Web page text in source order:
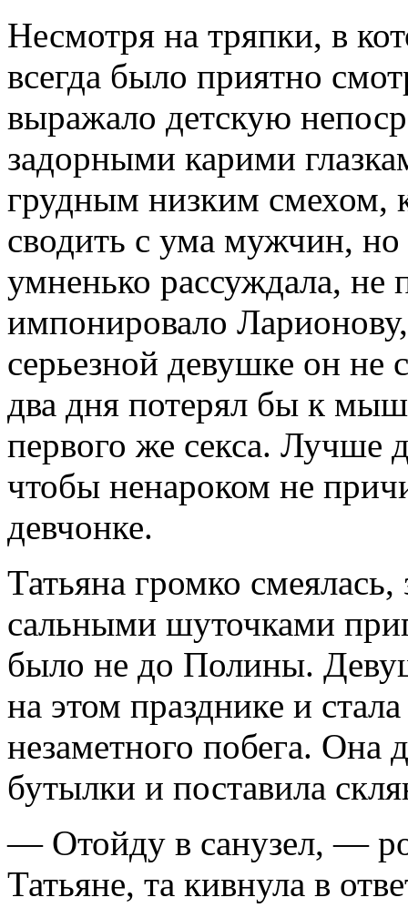
Несмотря на тряпки, в
всегда было приятно
выражало детскую
задорными карими
грудным низким смехом,
сводить с ума мужчин, но
умненько рассуждала, не
импонировало
серьезной девушке он не
два дня потерял бы к
первого же секса. Лучше
чтобы ненароком не
девчонке.
Татьяна громко
сальными шуточками
было не до Полины.
на этом празднике и
незаметного побега. Она
бутылки и поставила
— Отойду в санузел, —
Татьяне, та кивнула в